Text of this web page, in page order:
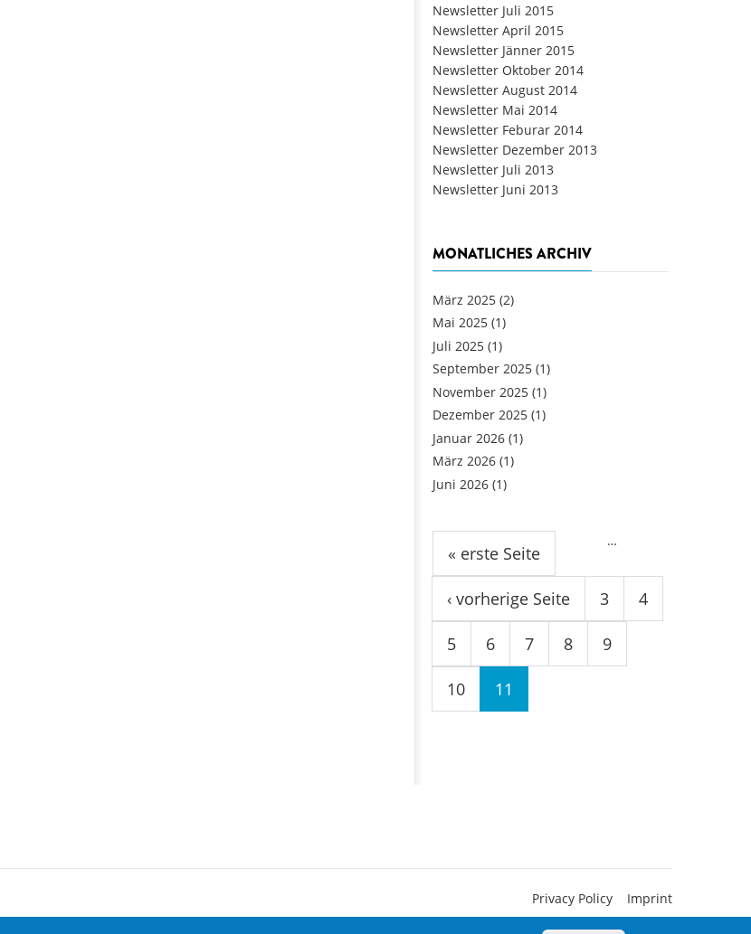
Newsletter Juli 2015
Newsletter April 2015
Newsletter Jänner 2015
Newsletter Oktober 2014
Newsletter August 2014
Newsletter Mai 2014
Newsletter Feburar 2014
Newsletter Dezember 2013
Newsletter Juli 2013
Newsletter Juni 2013
MONATLICHES ARCHIV
März 2025 (2)
Mai 2025 (1)
Juli 2025 (1)
September 2025 (1)
November 2025 (1)
Dezember 2025 (1)
Januar 2026 (1)
März 2026 (1)
Juni 2026 (1)
Seiten
« erste Seite
‹ vorherige Seite
…
3 4
5 6 7 8 9
10 11
Privacy Policy Imprint